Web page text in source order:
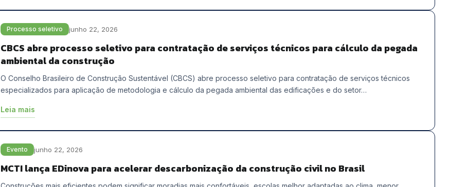
Processo seletivo junho 22, 2026
CBCS abre processo seletivo para contratação de serviços técnicos para cálculo da pegada
ambiental da construção
O Conselho Brasileiro de Construção Sustentável (CBCS) abre processo seletivo para contratação de serviços técnicos
especializados para aplicação de metodologia e cálculo da pegada ambiental das edificações e do setor…
Leia mais
Evento junho 22, 2026
MCTI lança EDinova para acelerar descarbonização da construção civil no Brasil